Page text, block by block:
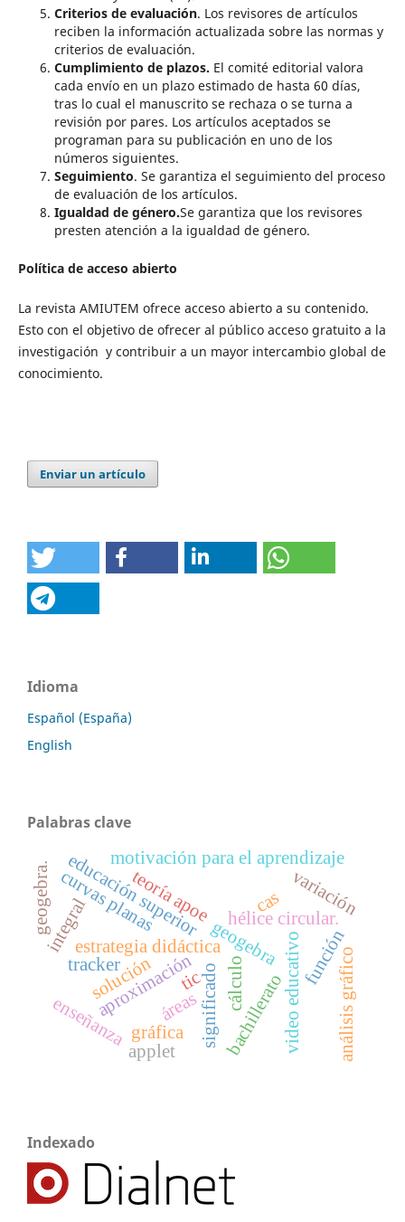
Criterios de evaluación. Los revisores de artículos
reciben la información actualizada sobre las normas y
criterios de evaluación.
Cumplimiento de plazos. El comité editorial valora
cada envío en un plazo estimado de hasta 60 días,
tras lo cual el manuscrito se rechaza o se turna a
revisión por pares. Los artículos aceptados se
programan para su publicación en uno de los
números siguientes.
Seguimiento. Se garantiza el seguimiento del proceso
de evaluación de los artículos.
Igualdad de género.Se garantiza que los revisores
presten atención a la igualdad de género.
Política de acceso abierto
La revista AMIUTEM ofrece acceso abierto a su contenido.
Esto con el objetivo de ofrecer al público acceso gratuito a la
investigación y contribuir a un mayor intercambio global de
conocimiento.
Enviar un artículo
Idioma
Español (España)
English
Palabras clave
educación superior
estrategia didácticageogebra
hélice circular.
video educativo
motivación para el aprendizaje
áreas
aproximación
enseñanza
curvas planas
significadobachillerato
integral
función
solución cálculo
teoría apoe
gráfica
variación
geogebra.
applet
cas
tic análisis gráfico
tracker
Indexado